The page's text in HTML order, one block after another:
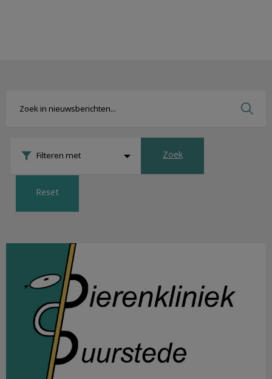
Filteren met Zoek
Reset
Nieuwsbrief september 2019